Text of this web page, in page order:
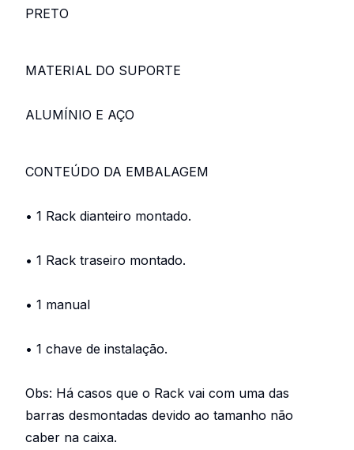
PRETO
MATERIAL DO SUPORTE
ALUMÍNIO E AÇO
CONTEÚDO DA EMBALAGEM
• 1 Rack dianteiro montado.
• 1 Rack traseiro montado.
• 1 manual
• 1 chave de instalação.
Obs: Há casos que o Rack vai com uma das
barras desmontadas devido ao tamanho não
caber na caixa.